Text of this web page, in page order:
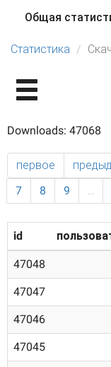
Главные
Общая
Статистика
Downloads: 47068
первое
7
8 9 …
id
47048
47047
47046
47045